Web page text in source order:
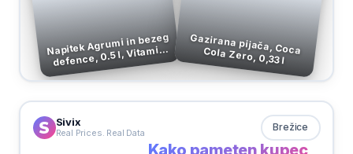
Napitek Agrumi in bezeg
defence, 0.5 l, Vitamin
Well
Gazirana pijača, Coca Cola Zero, 0,33 l
Sivix
Real Prices. Real Data Brežice
Kako pameten kupec